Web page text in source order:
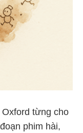
từng cho
phim hài,